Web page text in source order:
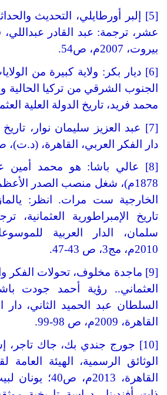
[5] إلبر أورطايلي، التحديث
بيروت، 2007م، ص54.
[6] ديار بكر: ولاية كبيرة من
الجنوب الشرقي من تركيا
محمد فريد، تاريخ الدولة العلية
[7] عبد العزيز سليمان نوار،
دار الفكر العربي، القاهرة، (د.ت)،
1878م)، شغل منصب الصدر
الخارجية ست مرات. انظر:
تاريخ الإمبراطورية العثمانية،
2010م، مج3، ص 43-47.
[9] ماجدة مخلوف، تحولات الفكر
العثماني.. رؤية أحمد جودت
القاهرة، 2009م، ص 98-99.
[10] جورج جندي بك، جاك تاجر،
القاهرة،